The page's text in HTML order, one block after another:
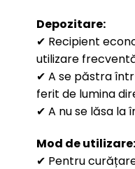
Depozitare:
✔ Recipient
utilizare
✔ A se păstra
ferit de lumina
✔ A nu se lăsa la
Mod de utilizare:
✔ Pentru